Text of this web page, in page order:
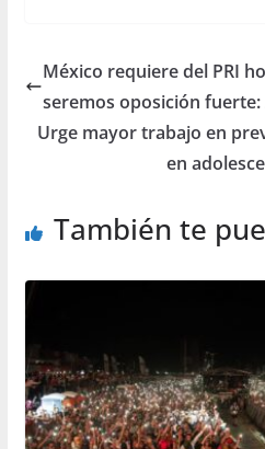
México requiere del PRI
seremos oposición fuerte:
Urge mayor trabajo en
en
También te